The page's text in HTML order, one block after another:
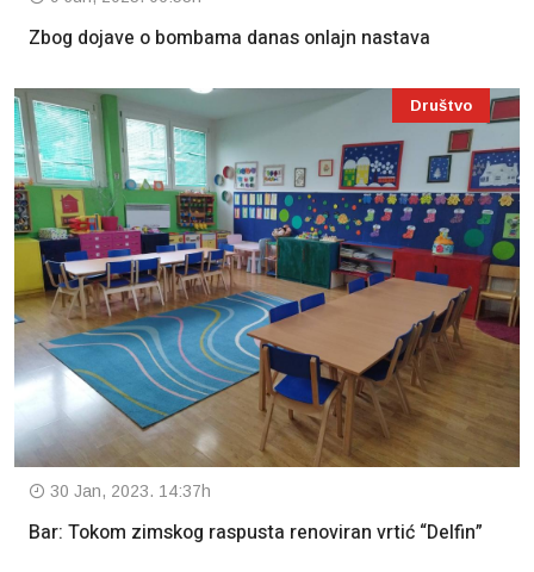
Zbog dojave o bombama danas onlajn nastava
Društvo
30 Jan, 2023. 14:37h
Bar: Tokom zimskog raspusta renoviran vrtić “Delfin”